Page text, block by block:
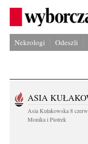
Nekrologi Odeszli
ASIA
Asia Kułakowska 8
Monika i Piotrek